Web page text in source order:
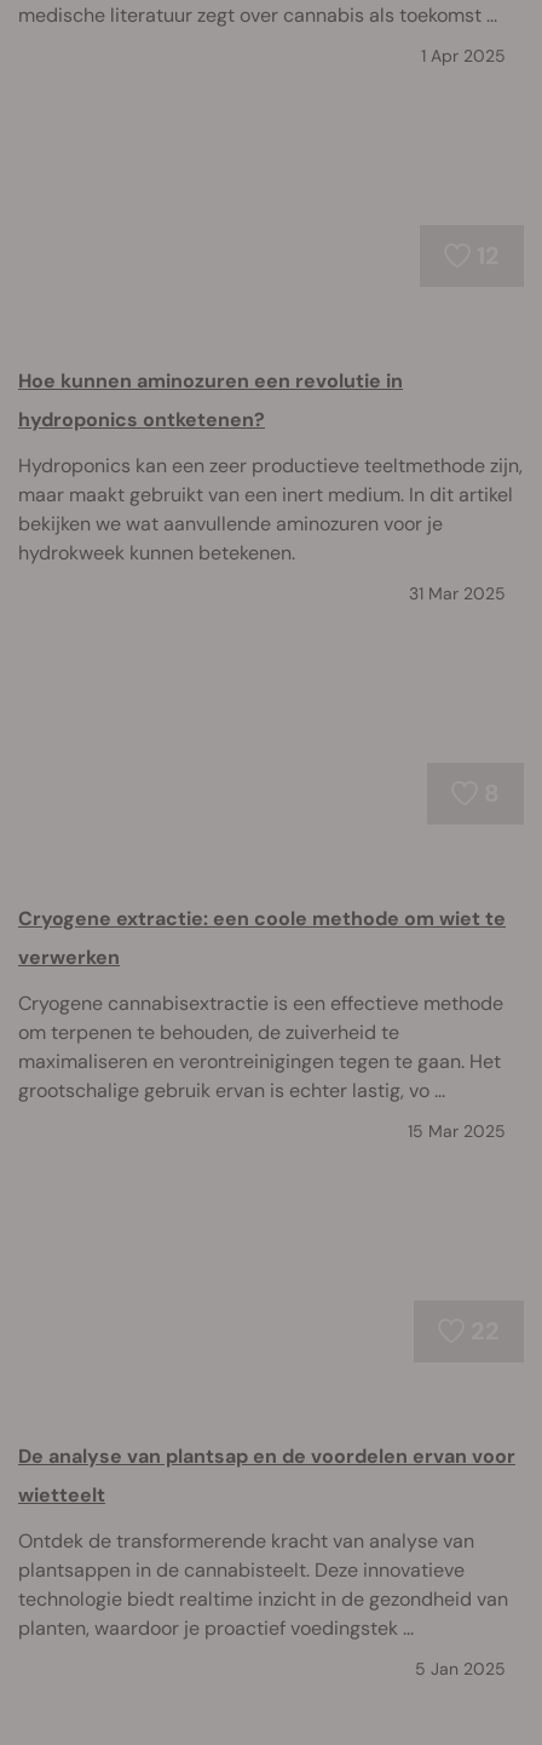
medische literatuur zegt over cannabis als toekomst ...
1 Apr 2025
Hoe kunnen aminozuren een revolutie in
hydroponics ontketenen?
Hydroponics kan een zeer productieve teeltmethode zijn,
maar maakt gebruikt van een inert medium. In dit artikel
bekijken we wat aanvullende aminozuren voor je
hydrokweek kunnen betekenen.
31 Mar 2025
Cryogene extractie: een coole methode om wiet te
verwerken
Cryogene cannabisextractie is een effectieve methode
om terpenen te behouden, de zuiverheid te
maximaliseren en verontreinigingen tegen te gaan. Het
grootschalige gebruik ervan is echter lastig, vo ...
15 Mar 2025
De analyse van plantsap en de voordelen ervan voor
wietteelt
Ontdek de transformerende kracht van analyse van
plantsappen in de cannabisteelt. Deze innovatieve
technologie biedt realtime inzicht in de gezondheid van
planten, waardoor je proactief voedingstek ...
5 Jan 2025